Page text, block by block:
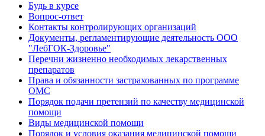
Будь в курсе
Вопрос-ответ
Контакты контролирующих организаций
Документы, регламентирующие деятельность ООО
"ЛебГОК-Здоровье"
Перечни жизненно необходимых лекарственных
препаратов
Права и обязанности застрахованных по программе
ОМС
Порядок подачи претензий по качеству медицинской
помощи
Виды медицинской помощи
Порядок и условия оказания медицинской помощи